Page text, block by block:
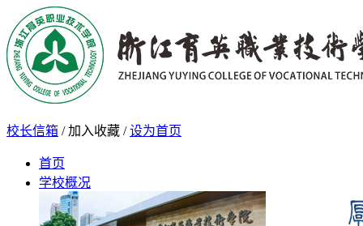
校长信箱 / 加入收藏 / 设为首页
首页
学校概况